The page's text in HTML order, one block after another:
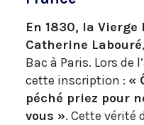
En 1830, la
Catherine Labouré
Bac à Paris. Lors de
cette inscription : «
péché priez pour
vous ». Cette vérité